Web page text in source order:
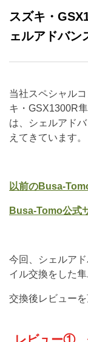
スズキ・
ェルアドバン
当社スペシャル
キ・GSX1300R
は、シェルアド
えてきています。
以前のBusa-
Busa-Tomo公式
今回、シェルア
イル交換をした
交換後レビュー